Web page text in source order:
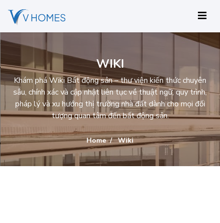
WIKI
Khám phá Wiki Bất động sản – thư viện kiến thức chuyên
sâu, chính xác và cập nhật liên tục về thuật ngữ, quy trình,
pháp lý và xu hướng thị trường nhà đất dành cho mọi đối
tượng quan tâm đến bất động sản.
Home Wiki